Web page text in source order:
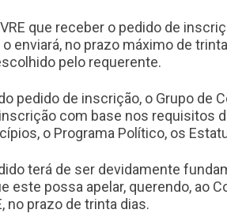
que receber o pedido de
enviará, no prazo máximo de
pelo requerente.
pedido de inscrição, o Grupo de
com base nos requisitos
o Programa Político, os
terá de ser devidamente
este possa apelar, querendo, ao
no prazo de trinta dias.